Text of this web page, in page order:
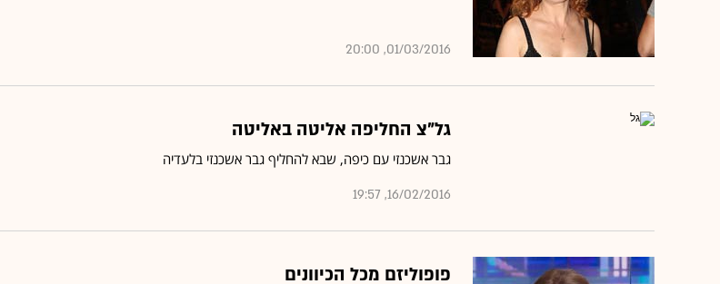
01/03/2016, 20:00
גל"צ החליפה אליטה באליטה
גבר אשכנזי עם כיפה, שבא להחליף גבר אשכנזי בלעדיה
16/02/2016, 19:57
פופוליזם מכל הכיוונים